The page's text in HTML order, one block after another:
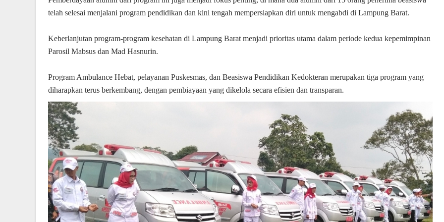
telah selesai menjalani program pendidikan dan kini tengah mempersiapkan diri untuk mengabdi di Lampung Barat.
Keberlanjutan program-program kesehatan di Lampung Barat menjadi prioritas utama dalam periode kedua kepemimpinan
Parosil Mabsus dan Mad Hasnurin.
Program Ambulance Hebat, pelayanan Puskesmas, dan Beasiswa Pendidikan Kedokteran merupakan tiga program yang
diharapkan terus berkembang, dengan pembiayaan yang dikelola secara efisien dan transparan.